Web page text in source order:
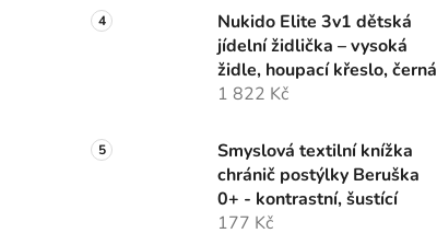
Nukido Elite 3v1 dětská
jídelní židlička – vysoká
židle, houpací křeslo, černá
1 822 Kč
Smyslová textilní knížka
chránič postýlky Beruška
0+ - kontrastní, šustící
177 Kč